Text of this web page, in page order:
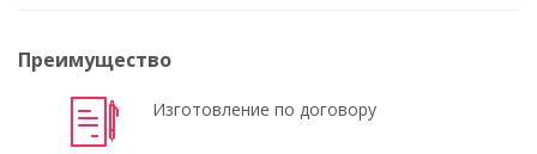
Преимущество
Изготовление по договору